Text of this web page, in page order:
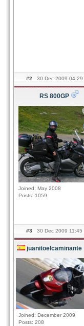
#2 30 Dec 2009 04:29
RS 800GP
Joined: May 2008
Posts: 1059
#3 30 Dec 2009 11:45
juanitoelcaminante
Joined: December 2009
Posts: 208